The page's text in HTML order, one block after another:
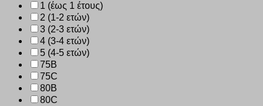
1 (έως 1 έτους)
2 (1-2 ετών)
3 (2-3 ετών)
4 (3-4 ετών)
5 (4-5 ετών)
75B
75C
80B
80C